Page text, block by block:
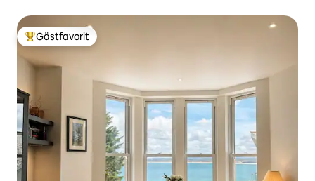
Populär gästfavorit
Gästfavorit